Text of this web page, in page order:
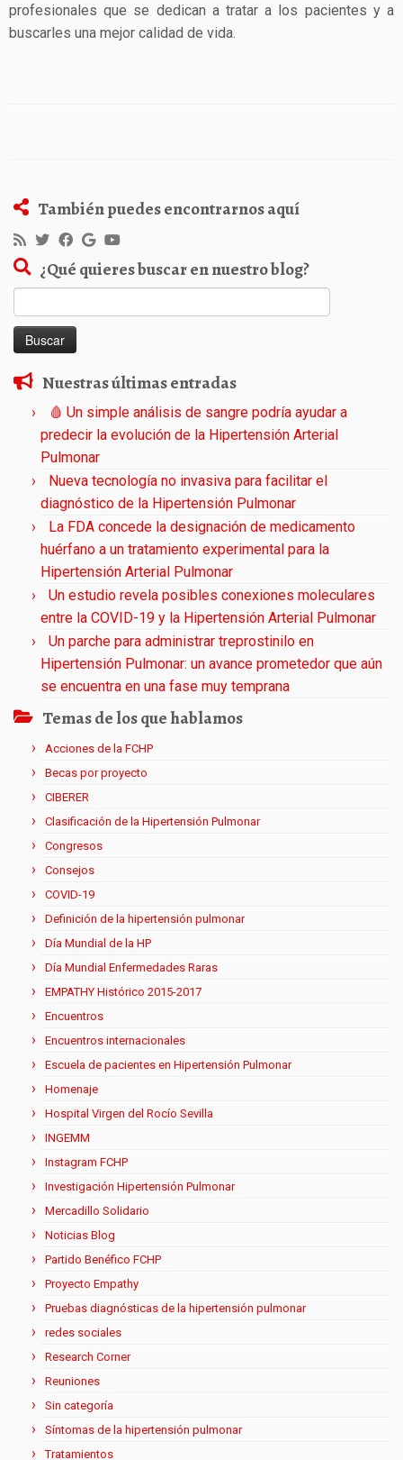
profesionales que se dedican a tratar a los pacientes y a
buscarles una mejor calidad de vida.
También puedes encontrarnos aquí
¿Qué quieres buscar en nuestro blog?
Nuestras últimas entradas
🩸 Un simple análisis de sangre podría ayudar a
predecir la evolución de la Hipertensión Arterial
Pulmonar
Nueva tecnología no invasiva para facilitar el
diagnóstico de la Hipertensión Pulmonar
La FDA concede la designación de medicamento
huérfano a un tratamiento experimental para la
Hipertensión Arterial Pulmonar
Un estudio revela posibles conexiones moleculares
entre la COVID-19 y la Hipertensión Arterial Pulmonar
Un parche para administrar treprostinilo en
Hipertensión Pulmonar: un avance prometedor que aún
se encuentra en una fase muy temprana
Temas de los que hablamos
Acciones de la FCHP
Becas por proyecto
CIBERER
Clasificación de la Hipertensión Pulmonar
Congresos
Consejos
COVID-19
Definición de la hipertensión pulmonar
Día Mundial de la HP
Día Mundial Enfermedades Raras
EMPATHY Histórico 2015-2017
Encuentros
Encuentros internacionales
Escuela de pacientes en Hipertensión Pulmonar
Homenaje
Hospital Virgen del Rocío Sevilla
INGEMM
Instagram FCHP
Investigación Hipertensión Pulmonar
Mercadillo Solidario
Noticias Blog
Partido Benéfico FCHP
Proyecto Empathy
Pruebas diagnósticas de la hipertensión pulmonar
redes sociales
Research Corner
Reuniones
Sin categoría
Síntomas de la hipertensión pulmonar
Tratamientos